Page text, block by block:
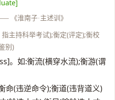
《淮南子·主述训》
主持科举考试);衡定(评定);衡校
别)
。如:衡流(横穿水流);衡游(谓
命(违逆命令);衡道(违背道义)